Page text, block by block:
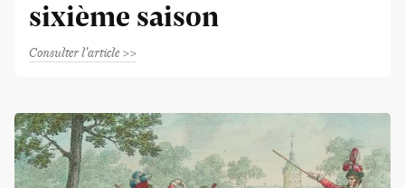
sixième saison
Consulter l'article